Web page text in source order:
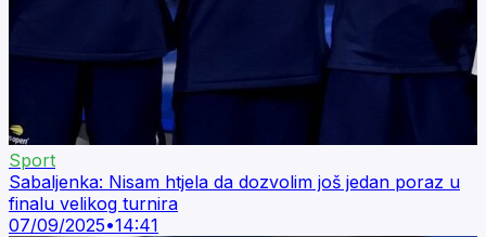
Sport
Sabaljenka: Nisam htjela da dozvolim još jedan poraz u
finalu velikog turnira
07/09/2025•14:41